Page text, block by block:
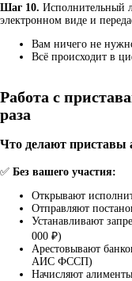
Шаг 10. Исполнительный
электронном виде и
Вам ничего не
Всё происходит в
Работа с
раза
Что делают
✅ Без вашего участия:
Открывают
Отправляют
Устанавливают
000 ₽)
Арестовывают
АИС ФССП)
Начисляют